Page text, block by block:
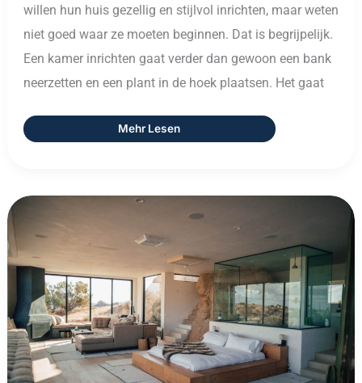
willen hun huis gezellig en stijlvol inrichten, maar weten
niet goed waar ze moeten beginnen. Dat is begrijpelijk.
Een kamer inrichten gaat verder dan gewoon een bank
neerzetten en een plant in de hoek plaatsen. Het gaat
Mehr Lesen
Wonen
Mensen
Duitsland
En
Je
Erover
Moet
Weten